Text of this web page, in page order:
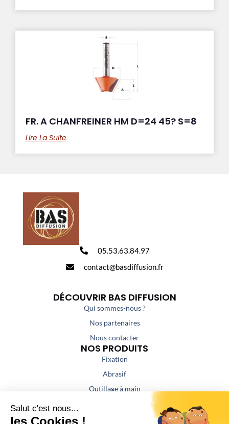
FR. A CHANFREINER HM D=24 45? S=8
Lire La Suite
05.53.63.84.97
contact@basdiffusion.fr
DÉCOUVRIR BAS DIFFUSION
Qui sommes-nous ?
Nos partenaires
Nous contacter
NOS PRODUITS
Fixation
Abrasif
Outillage à main